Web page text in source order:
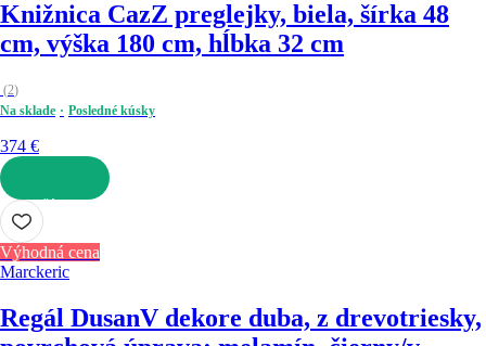
Knižnica CazZ preglejky, biela, šírka 48
cm, výška 180 cm, hĺbka 32 cm
(2)
Na sklade
Posledné kúsky
374 €
DO KOŠÍKA
Výhodná cena
Marckeric
Regál DusanV dekore duba, z drevotriesky,